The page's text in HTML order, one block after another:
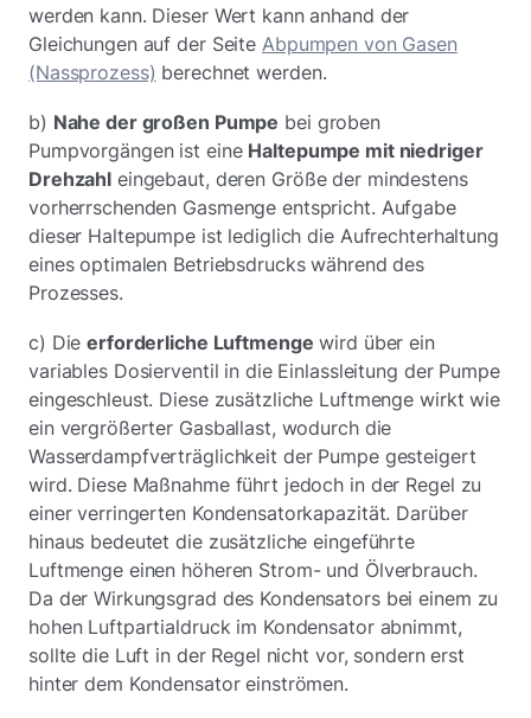
werden kann. Dieser Wert kann anhand der
Gleichungen auf der Seite Abpumpen von Gasen
(Nassprozess) berechnet werden.
b) Nahe der großen Pumpe bei groben
Pumpvorgängen ist eine Haltepumpe mit niedriger
Drehzahl eingebaut, deren Größe der mindestens
vorherrschenden Gasmenge entspricht. Aufgabe
dieser Haltepumpe ist lediglich die Aufrechterhaltung
eines optimalen Betriebsdrucks während des
Prozesses.
c) Dieerforderliche Luftmenge wird über ein
variables Dosierventil in die Einlassleitung der Pumpe
eingeschleust. Diese zusätzliche Luftmenge wirkt wie
ein vergrößerter Gasballast, wodurch die
Wasserdampfverträglichkeit der Pumpe gesteigert
wird. Diese Maßnahme führt jedoch in der Regel zu
einer verringerten Kondensatorkapazität. Darüber
hinaus bedeutet die zusätzliche eingeführte
Luftmenge einen höheren Strom- und Ölverbrauch.
Da der Wirkungsgrad des Kondensators bei einem zu
hohen Luftpartialdruck im Kondensator abnimmt,
sollte die Luft in der Regel nicht vor, sondern erst
hinter dem Kondensator einströmen.